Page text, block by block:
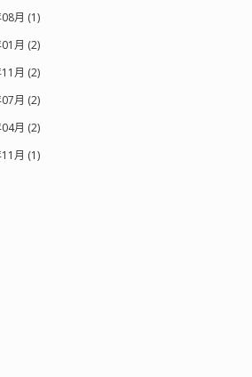
月 (1)
月 (2)
月 (2)
月 (2)
月 (2)
月 (1)